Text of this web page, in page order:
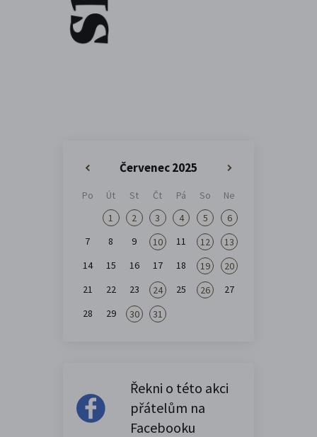
Červenec 2025
»
Po Út St Čt Pá So
Ne
1
2 3 4 5
6
7
8 9 10 11 12
13
14
15 16 17 18 19
20
21
22 23 24 25 26
27
28
29 30 31
Řekni o této akci
přátelům na
Facebooku